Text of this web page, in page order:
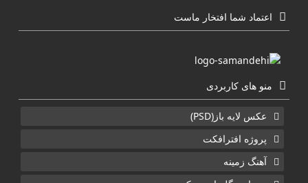
اعتماد شما افتخار ماست
منو های کاربردی
عکس لایه باز(PSD)
پروژه افترافکت
آهنگ زمینه